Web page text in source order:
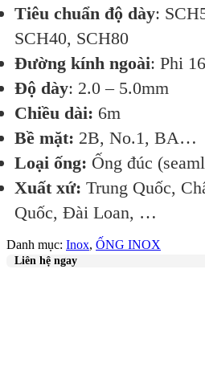
Tiêu chuẩn độ dày:
SCH40, SCH80
Đường kính ngoài: Phi
Độ dày: 2.0 – 5.0mm
Chiều dài: 6m
Bề mặt: 2B, No.1, BA…
Loại ống: Ống đúc
Xuất xứ: Trung Quốc,
Quốc, Đài Loan, …
Danh mục: Inox, ỐNG INOX
Liên hệ ngay